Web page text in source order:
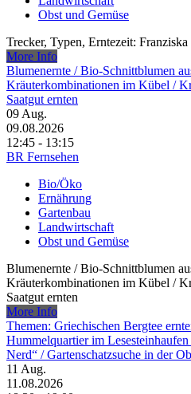
Obst und Gemüse
Trecker, Typen, Erntezeit: Franziska
More Info
Blumenernte /​ Bio-Schnittblumen
Kräuterkombinationen im Kübel /​
Saatgut ernten
09 Aug.
09.08.2026
12:45 - 13:15
BR Fernsehen
Bio/Öko
Ernährung
Gartenbau
Landwirtschaft
Obst und Gemüse
Blumenernte /​ Bio-Schnittblumen
Kräuterkombinationen im Kübel /​
Saatgut ernten
More Info
Themen: Griechischen Bergtee
Hummelquartier im
Nerd“ /​ Gartenschatzsuche in der
11 Aug.
11.08.2026